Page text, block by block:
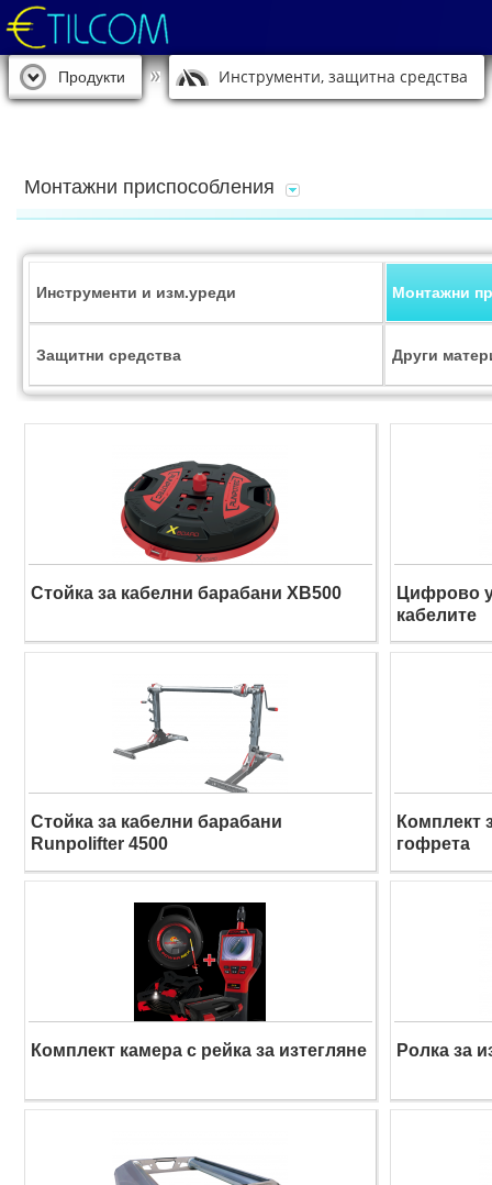
Продукти Инструменти, защитна средства
Монтажни приспособления
Инструменти и изм.уреди Монтажни
Защитни средства Други
Стойка за кабелни барабани XB500
Цифрово
кабелите
Стойка за кабелни барабани
Runpolifter 4500
Комплект
гофрета
Комплект камера с рейка за изтегляне Ролка за